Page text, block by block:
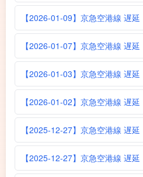
【2026-01-09】京急空港線 遅延
【2026-01-07】京急空港線 遅延
【2026-01-03】京急空港線 遅延
【2026-01-02】京急空港線 遅延
【2025-12-27】京急空港線 遅延
【2025-12-27】京急空港線 遅延